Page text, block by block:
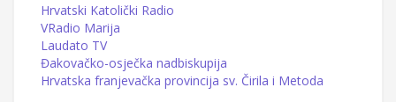
Hrvatski Katolički Radio
VRadio Marija
Laudato TV
Đakovačko-osječka nadbiskupija
Hrvatska franjevačka provincija sv. Čirila i Metoda